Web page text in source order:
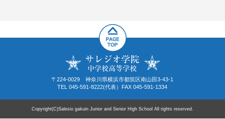
〒224-0029 神奈川県横浜市都筑区南山田3-43-1
TEL 045-591-8222(代表）FAX 045-591-1334
Copyright(C)Salesio gakuin Junior and Senior High School All rights reserved.